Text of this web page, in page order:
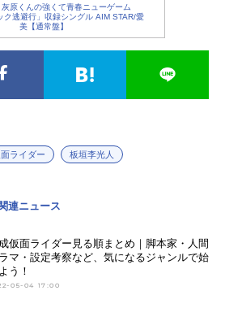
灰原くんの強くて青春ニューゲーム
ク逃避行」収録シングル AIM STAR/愛
美【通常盤】
ライダー 板垣李光人
連ニュース
仮面ライダー見る順まとめ｜脚本家・人間
マ・設定考察など、気になるジャンルで始
う！
05-04 17:00